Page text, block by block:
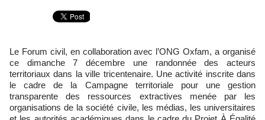
Le Forum civil, en collaboration avec l’ONG Oxfam, a organisé
ce dimanche 7 décembre une randonnée des acteurs
territoriaux dans la ville tricentenaire. Une activité inscrite dans
le cadre de la Campagne territoriale pour une gestion
transparente des ressources extractives menée par les
organisations de la société civile, les médias, les universitaires